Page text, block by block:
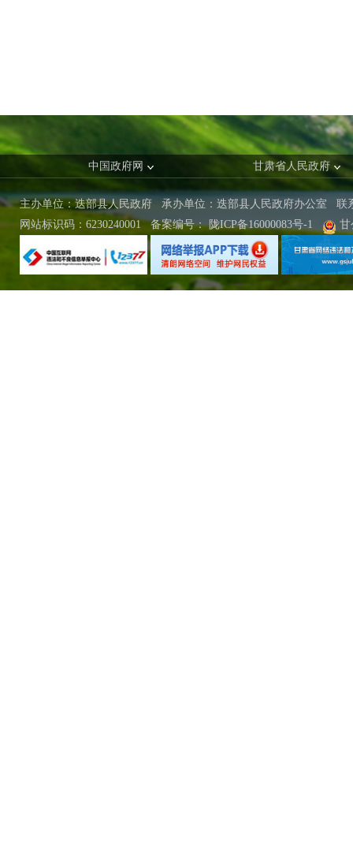
中国政府网 甘肃省人民政府
主办单位：迭部县人民政府 承办单位：迭部县人民政府办公室 联
网站标识码：6230240001
备案编号： 陇ICP备16000083号-1 甘